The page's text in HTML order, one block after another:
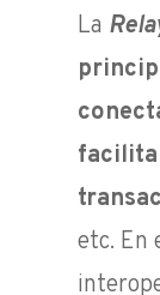
La
c
etc. En